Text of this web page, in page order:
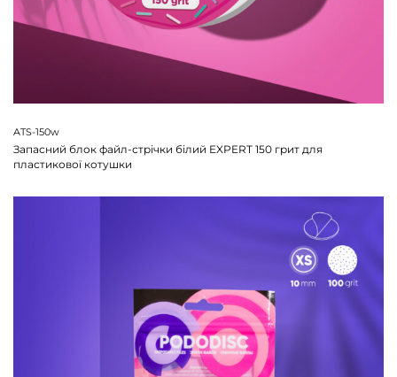
ATS-150w
Запасний блок файл-стрічки білий EXPERT 150 грит для
пластикової котушки